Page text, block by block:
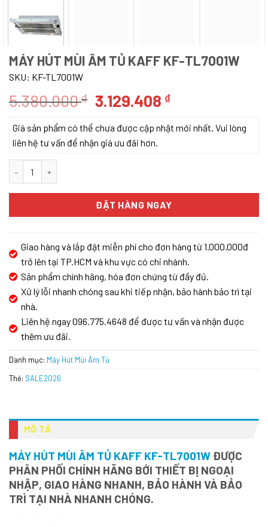
MÁY HÚT MÙI ÂM TỦ KAFF KF-TL7001W
SKU: KF-TL7001W
5.380.000₫ Giá
là:
5.380.000 ₫.
3.129.408 ₫Giá
tại
Giá sản phẩm có thể chưa được cập nhật mới nhất. Vui lòng
liên hệ tư vấn để nhận giá ưu đãi hơn.
ĐẶT HÀNG NGAY
Giao hàng và lắp đặt miễn phí cho đơn hàng từ 1.000.000đ
trở lên tại TP.HCM và khu vực có chi nhánh.
Sản phẩm chính hãng, hóa đơn chứng từ đầy đủ.
Xử lý lỗi nhanh chóng sau khi tiếp nhận, bảo hành bảo trì tại
nhà.
Liên hệ ngay 096.775.4648 để được tư vấn và nhận được
thêm ưu đãi.
Danh mục: Máy Hút Mùi Âm Tủ
Thẻ: SALE2026
MÔ TẢ
MÁY HÚT MÙI ÂM TỦ KAFF KF-TL7001W ĐƯỢC
PHÂN PHỐI CHÍNH HÃNG BỚI THIẾT BỊ NGOẠI
NHẬP, GIAO HÀNG NHANH, BẢO HÀNH VÀ BẢO
TRÌ TẠI NHÀ NHANH CHÓNG.